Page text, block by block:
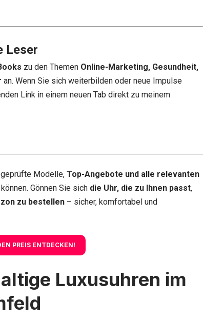
Leser
zu den Themen Online-Marketing, Gesundheit,
an. Wenn Sie sich weiterbilden oder neue Impulse
Link in einem neuen Tab direkt zu meinem
Modelle, Top-Angebote und alle relevanten
Gönnen Sie sich die Uhr, die zu Ihnen passt,
zu bestellen – sicher, komfortabel und
PREIS ENTDECKEN!
Luxusuhren im